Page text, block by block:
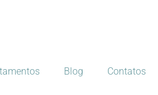
Blog Contatos